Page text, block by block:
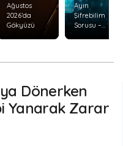
Ağustos
2026’da
Gökyüzü
Ayın
Şifrebilim
Sorusu –
Dönerken
Yanarak Zarar